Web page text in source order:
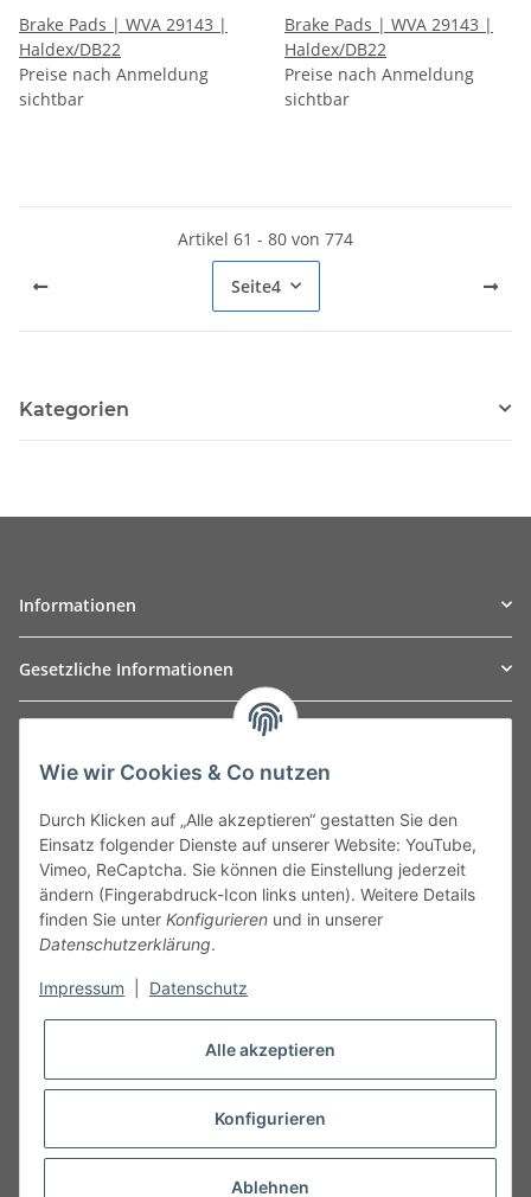
Brake Pads | WVA 29143 |
Haldex/DB22
Preise nach Anmeldung
sichtbar
Brake Pads | WVA 29143 |
Haldex/DB22
Preise nach Anmeldung
sichtbar
Artikel 61 - 80 von 774
Seite4
Kategorien
Informationen
Gesetzliche Informationen
Leibnizstraße 2a
Germany
Phone:+49 40 5287270
Fax:+49 40 5281050
Email:sales@tow-automotive.de
* Alle Preise inkl. gesetzlicher USt.
Wie wir Cookies & Co nutzen
Durch Klicken auf „Alle akzeptieren“ gestatten Sie den
Einsatz folgender Dienste auf unserer Website: YouTube,
Vimeo, ReCaptcha. Sie können die Einstellung jederzeit
ändern (Fingerabdruck-Icon links unten). Weitere Details
finden Sie unter Konfigurieren und in unserer
Datenschutzerklärung.
Impressum Datenschutz
Alle akzeptieren
Konfigurieren
Ablehnen